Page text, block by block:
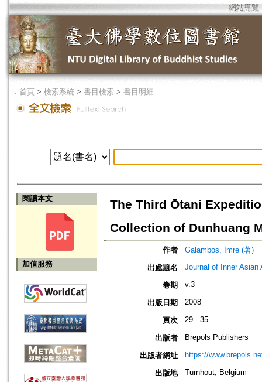
網站導覽
． 首頁 > 檢索系統 > 書目檢索 > 書目明細
閱讀本文
加值服務
The Third Ōtani
Collection of Dunhuang
作者
Galambos, Imre (著)
出處題名
Journal of Inner Asian
卷期 v.3
出版日期 2008
頁次 29 - 35
出版者 Brepols Publishers
出版者網址 https://
出版地 Turnhout, Belgium